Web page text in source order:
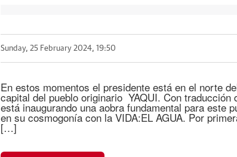
Sunday, 25 February 2024, 19:50
En estos momentos el presidente está en el norte
capital del pueblo originario YAQUI. Con
está inaugurando una aobra fundamental para este
en su cosmogonía con la VIDA:EL AGUA. Por
[…]